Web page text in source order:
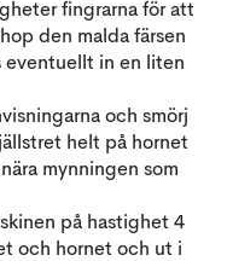
fingrarna för att
den malda färsen
eventuellt in en liten
och smörj
helt på hornet
mynningen som
på hastighet 4
och hornet och ut i